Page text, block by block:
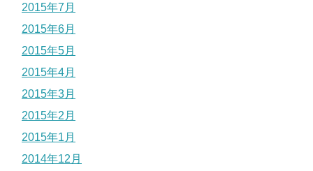
2015年7月
2015年6月
2015年5月
2015年4月
2015年3月
2015年2月
2015年1月
2014年12月